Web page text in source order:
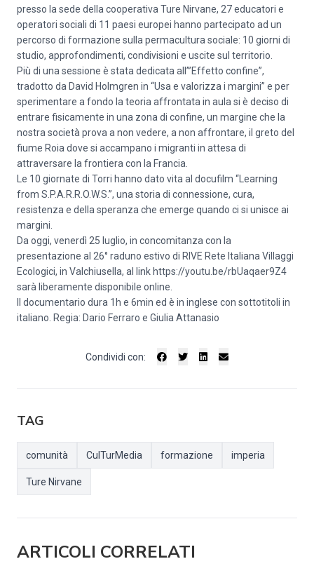
presso la sede della cooperativa Ture Nirvane, 27 educatori e
operatori sociali di 11 paesi europei hanno partecipato ad un
percorso di formazione sulla permacultura sociale: 10 giorni di
studio, approfondimenti, condivisioni e uscite sul territorio.
Più di una sessione è stata dedicata all’”Effetto confine”,
tradotto da David Holmgren in “Usa e valorizza i margini” e per
sperimentare a fondo la teoria affrontata in aula si è deciso di
entrare fisicamente in una zona di confine, un margine che la
nostra società prova a non vedere, a non affrontare, il greto del
fiume Roia dove si accampano i migranti in attesa di
attraversare la frontiera con la Francia.
Le 10 giornate di Torri hanno dato vita al docufilm “Learning
from S.P.A.R.R.O.W.S.”, una storia di connessione, cura,
resistenza e della speranza che emerge quando ci si unisce ai
margini.
Da oggi, venerdì 25 luglio, in concomitanza con la
presentazione al 26° raduno estivo di RIVE Rete Italiana Villaggi
Ecologici, in Valchiusella, al link https://youtu.be/rbUaqaer9Z4
sarà liberamente disponibile online.
Il documentario dura 1h e 6min ed è in inglese con sottotitoli in
italiano. Regia: Dario Ferraro e Giulia Attanasio
Condividi con:
TAG
comunità CulTurMedia formazione imperia
Ture Nirvane
ARTICOLI CORRELATI